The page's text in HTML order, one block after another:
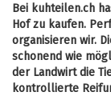
Bei kuhteilen.ch
Hof zu kaufen.
organisieren wir.
schonend wie
der Landwirt die
kontrollierte